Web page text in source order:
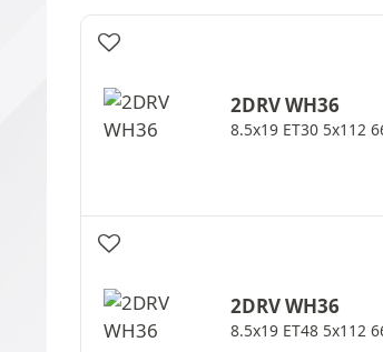
2DRVWH36
8.5x19 ET30 5x112
2DRVWH36
8.5x19 ET48 5x112